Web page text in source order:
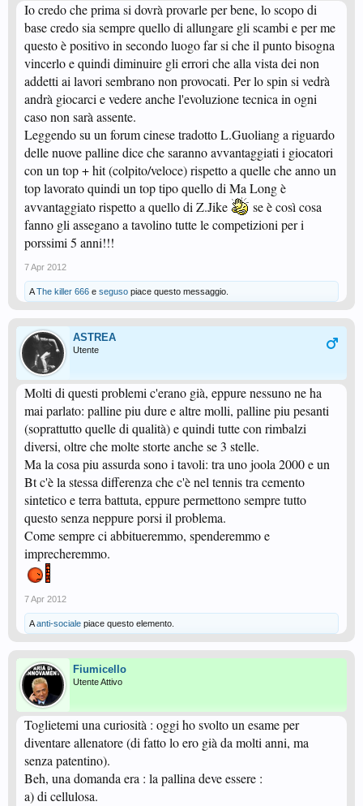
Io credo che prima si dovrà provarle per bene, lo scopo di
base credo sia sempre quello di allungare gli scambi e per me
questo è positivo in secondo luogo far si che il punto bisogna
vincerlo e quindi diminuire gli errori che alla vista dei non
addetti ai lavori sembrano non provocati. Per lo spin si vedrà
andrà giocarci e vedere anche l'evoluzione tecnica in ogni
caso non sarà assente.
Leggendo su un forum cinese tradotto L.Guoliang a riguardo
delle nuove palline dice che saranno avvantaggiati i giocatori
con un top + hit (colpito/veloce) rispetto a quelle che anno un
top lavorato quindi un top tipo quello di Ma Long è
avvantaggiato rispetto a quello di Z.Jike
se è così cosa
fanno gli assegano a tavolino tutte le competizioni per i
porssimi 5 anni!!!
7 Apr 2012
AThe killer 666 e seguso piace questo messaggio.
ASTREA
Utente
Molti di questi problemi c'erano già, eppure nessuno ne ha
mai parlato: palline piu dure e altre molli, palline piu pesanti
(soprattutto quelle di qualità) e quindi tutte con rimbalzi
diversi, oltre che molte storte anche se 3 stelle.
Ma la cosa piu assurda sono i tavoli: tra uno joola 2000 e un
Bt c'è la stessa differenza che c'è nel tennis tra cemento
sintetico e terra battuta, eppure permettono sempre tutto
questo senza neppure porsi il problema.
Come sempre ci abbitueremmo, spenderemmo e
imprecheremmo.
7 Apr 2012
Aanti-sociale piace questo elemento.
Fiumicello
Utente Attivo
Toglietemi una curiosità : oggi ho svolto un esame per
diventare allenatore (di fatto lo ero già da molti anni, ma
senza patentino).
Beh, una domanda era : la pallina deve essere :
a) di cellulosa.